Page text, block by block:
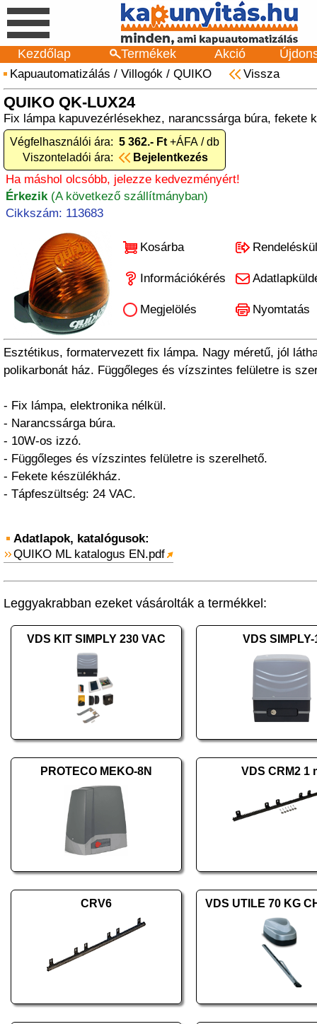
Kezdőlap Termékek Akció
Kapuautomatizálás / Villogók / QUIKO Vissza
QUIKO QK-LUX24
Fix lámpa kapuvezérlésekhez, narancssárga búra, fekete
Végfelhasználói ára: 5 362.- Ft +ÁFA / db
Viszonteladói ára:
Bejelentkezés
Ha máshol olcsóbb, jelezze kedvezményért!
Érkezik(A következő szállítmányban)
Cikkszám: 113683
Kosárba
Információkérés
Megjelölés Nyomtatás
Esztétikus, formatervezett fix lámpa. Nagy méretű, jól
polikarbonát ház. Függőleges és vízszintes felületre is
- Fix lámpa, elektronika nélkül.
- Narancssárga búra.
- 10W-os izzó.
- Függőleges és vízszintes felületre is szerelhető.
- Fekete készülékház.
- Tápfeszültség: 24 VAC.
Adatlapok, katalógusok:
QUIKO ML katalogus EN.pdf
Leggyakrabban ezeket vásárolták a termékkel:
VDS KIT SIMPLY 230 VAC VDS SIMPLY-
PROTECO MEKO-8N VDS CRM2 1
CRV6 VDS UTILE 70 KG